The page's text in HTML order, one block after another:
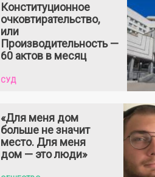
Конституционное
очковтирательство,
или
Производительность —
60 актов в месяц
СУД
«Для меня дом
больше не значит
место. Для меня
дом — это люди»